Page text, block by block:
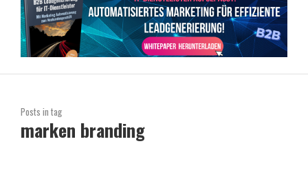
Posts in tag
marken branding